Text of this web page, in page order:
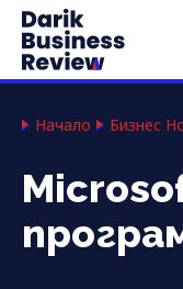
Начало Бизнес